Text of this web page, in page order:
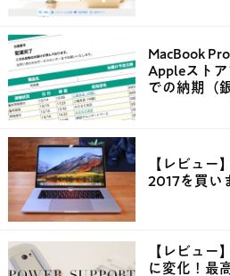
MacBook
Appleスト
での納期（
【レビュー
2017を買い
【レビュー
に変化！最